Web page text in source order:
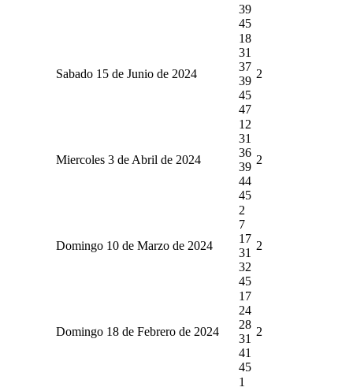
39
45
Sabado 15 de Junio de 2024
18
31
37
39
45
47
2
Miercoles 3 de Abril de 2024
12
31
36
39
44
45
2
Domingo 10 de Marzo de 2024
2
7
17
31
32
45
2
Domingo 18 de Febrero de 2024
17
24
28
31
41
45
2
1